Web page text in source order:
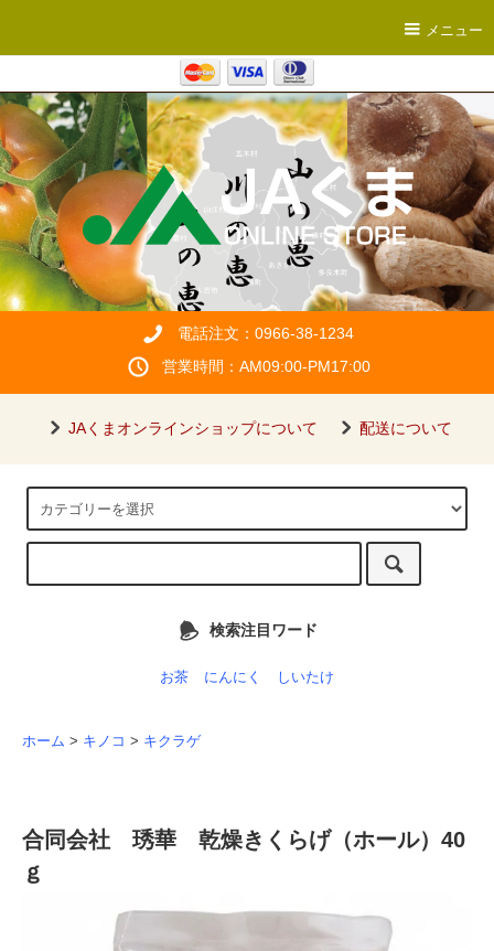
メニュー
電話注文：0966-38-1234
営業時間：AM09:00-PM17:00
JAくまオンラインショップについて 配送について
検索注目ワード
お茶 にんにく しいたけ
ホーム > キノコ > キクラゲ
合同会社 琇華 乾燥きくらげ（ホール）40
ｇ